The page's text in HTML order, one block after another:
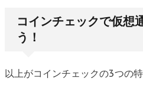
コインチェックで仮想
う！
以上がコインチェックの3つの特